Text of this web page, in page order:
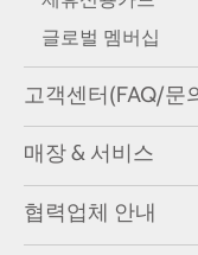
글로벌 멤버십
고객센터(FAQ/문
매장 & 서비스
협력업체 안내